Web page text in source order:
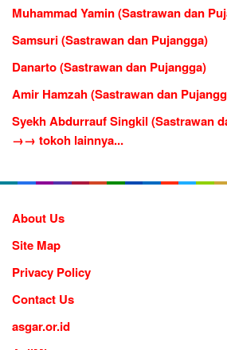
Muhammad Yamin (Sastrawan dan
Samsuri (Sastrawan dan Pujangga)
Danarto (Sastrawan dan Pujangga)
Amir Hamzah (Sastrawan dan
Syekh Abdurrauf Singkil (Sastrawan
→→ tokoh lainnya...
About Us
Site Map
Privacy Policy
Contact Us
asgar.or.id